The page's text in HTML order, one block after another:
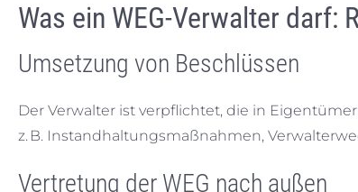
Was ein WEG-Verwalter darf:
Umsetzung von Beschlüssen
Der Verwalter ist verpflichtet, die in
z. B. Instandhaltungsmaßnahmen,
Vertretung der WEG nach außen